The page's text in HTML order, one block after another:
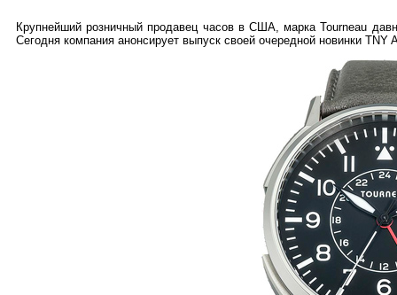
Крупнейший розничный продавец часов в США, марка Tourneau
Сегодня компания анонсирует выпуск своей очередной новинки